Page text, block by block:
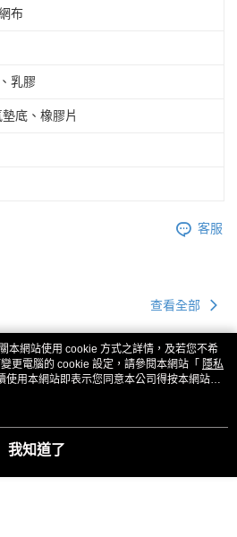
布
乳膠
墊底、橡膠片
客服
查看全部
本網站使用 cookie 方式之詳情，及若您不希
更電腦的 cookie 設定，請參閱本網站「 隱私
使用本網站即表示您同意本公司得按本網站使
我知道了